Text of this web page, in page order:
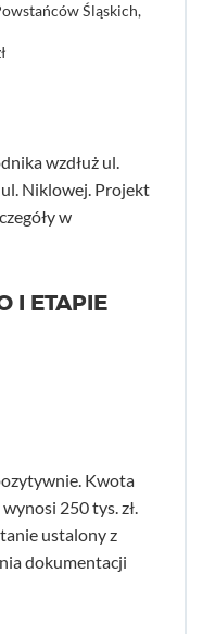
Śląskich,
wzdłuż ul.
Niklowej. Projekt
w
I ETAPIE
Kwota
250 tys. zł.
ustalony z
dokumentacji